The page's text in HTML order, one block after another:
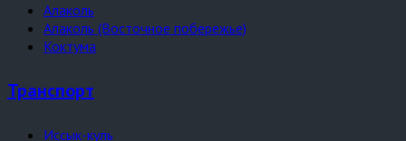
Алаколь
Алаколь (Восточное побережье)
Коктума
Транспорт
Иссык-куль